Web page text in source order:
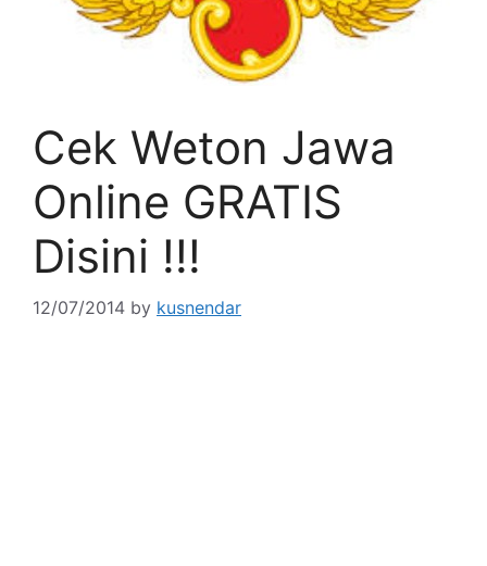
Cek Weton Jawa
Online GRATIS
Disini !!!
12/07/2014 by kusnendar